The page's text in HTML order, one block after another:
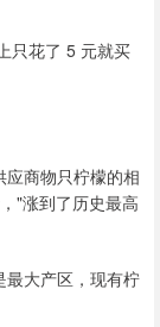
只花了 5 元就买
商物只柠檬的相
"涨到了历史最高
最大产区，现有柠